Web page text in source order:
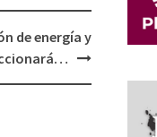
de energía y